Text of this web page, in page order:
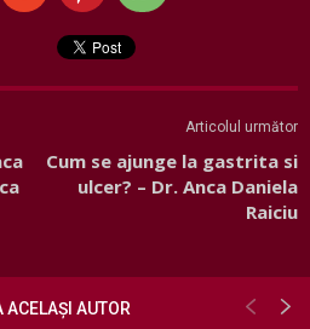
Articolul următor
Cum se ajunge la gastrita si
ulcer? – Dr. Anca Daniela
Raiciu
ACELAȘI AUTOR